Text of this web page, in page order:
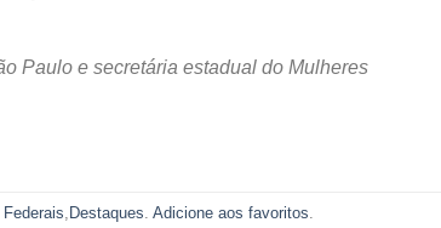
Paulo e secretária estadual do Mulheres
Destaques Adicione aos favoritos